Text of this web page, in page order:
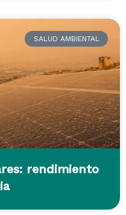
SALUD AMBIENTAL
rendimiento